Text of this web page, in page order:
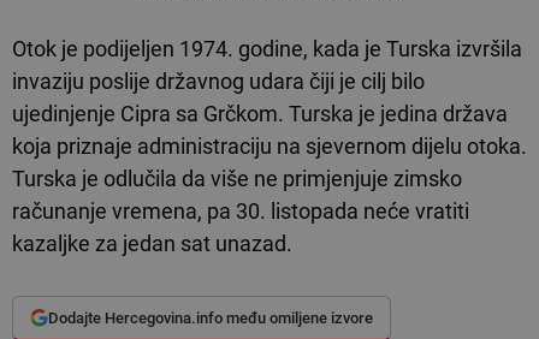
Otok je podijeljen 1974. godine, kada je Turska izvršila
invaziju poslije državnog udara čiji je cilj bilo
ujedinjenje Cipra sa Grčkom. Turska je jedina država
koja priznaje administraciju na sjevernom dijelu otoka.
Turska je odlučila da više ne primjenjuje zimsko
računanje vremena, pa 30. listopada neće vratiti
kazaljke za jedan sat unazad.
Dodajte Hercegovina.info među omiljene izvore